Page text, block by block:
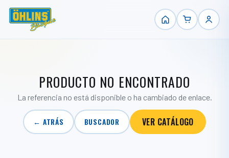
PRODUCTO NO ENCONTRADO
La referencia no está disponible o ha cambiado de enlace.
← ATRÁS BUSCADOR VER CATÁLOGO